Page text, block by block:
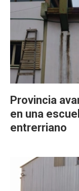
Provincia
en una
entrerriano